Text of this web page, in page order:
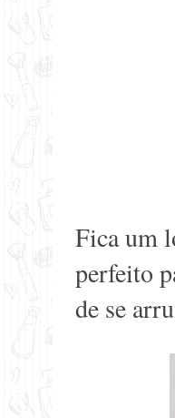
Fica um
perfeito
de se